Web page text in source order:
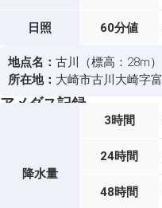
日照 60分値
地点名： 古川（標高：28m）
所在地： 大崎市古川大崎字
アメダス記録
降水量
3時間
24時間
48時間